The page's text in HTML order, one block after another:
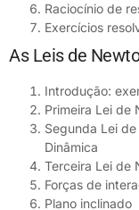
Raciocínio de
Exercícios
As Leis de
Introdução:
Primeira Lei de
Segunda Lei
Dinâmica
Terceira Lei de
Forças de
Plano inclinado